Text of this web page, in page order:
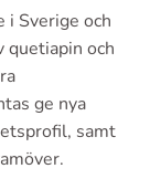
i Sverige och
quetiapin och
ge nya
samt